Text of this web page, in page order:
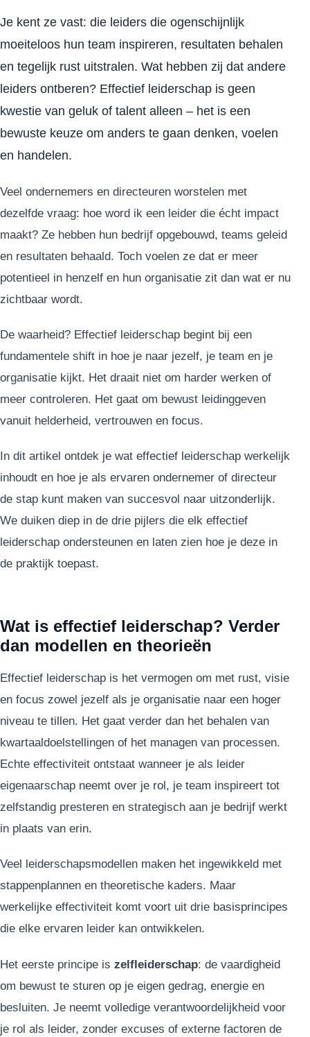
Je kent ze vast: die leiders die ogenschijnlijk
moeiteloos hun team inspireren, resultaten behalen
en tegelijk rust uitstralen. Wat hebben zij dat andere
leiders ontberen? Effectief leiderschap is geen
kwestie van geluk of talent alleen – het is een
bewuste keuze om anders te gaan denken, voelen
en handelen.
Veel ondernemers en directeuren worstelen met
dezelfde vraag: hoe word ik een leider die écht impact
maakt? Ze hebben hun bedrijf opgebouwd, teams geleid
en resultaten behaald. Toch voelen ze dat er meer
potentieel in henzelf en hun organisatie zit dan wat er nu
zichtbaar wordt.
De waarheid? Effectief leiderschap begint bij een
fundamentele shift in hoe je naar jezelf, je team en je
organisatie kijkt. Het draait niet om harder werken of
meer controleren. Het gaat om bewust leidinggeven
vanuit helderheid, vertrouwen en focus.
In dit artikel ontdek je wat effectief leiderschap werkelijk
inhoudt en hoe je als ervaren ondernemer of directeur
de stap kunt maken van succesvol naar uitzonderlijk.
We duiken diep in de drie pijlers die elk effectief
leiderschap ondersteunen en laten zien hoe je deze in
de praktijk toepast.
Wat is effectief leiderschap? Verder
dan modellen en theorieën
Effectief leiderschap is het vermogen om met rust, visie
en focus zowel jezelf als je organisatie naar een hoger
niveau te tillen. Het gaat verder dan het behalen van
kwartaaldoelstellingen of het managen van processen.
Echte effectiviteit ontstaat wanneer je als leider
eigenaarschap neemt over je rol, je team inspireert tot
zelfstandig presteren en strategisch aan je bedrijf werkt
in plaats van erin.
Veel leiderschapsmodellen maken het ingewikkeld met
stappenplannen en theoretische kaders. Maar
werkelijke effectiviteit komt voort uit drie basisprincipes
die elke ervaren leider kan ontwikkelen.
Het eerste principe is zelfleiderschap: de vaardigheid
om bewust te sturen op je eigen gedrag, energie en
besluiten. Je neemt volledige verantwoordelijkheid voor
je rol als leider, zonder excuses of externe factoren de